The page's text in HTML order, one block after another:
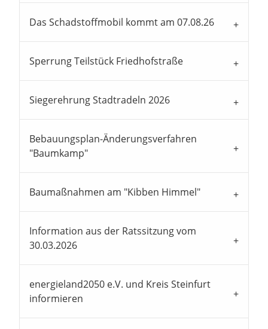
Das Schadstoffmobil kommt am 07.08.26
Sperrung Teilstück Friedhofstraße
Siegerehrung Stadtradeln 2026
Bebauungsplan-Änderungsverfahren
"Baumkamp"
Baumaßnahmen am "Kibben Himmel"
Information aus der Ratssitzung vom
30.03.2026
energieland2050 e.V. und Kreis Steinfurt
informieren